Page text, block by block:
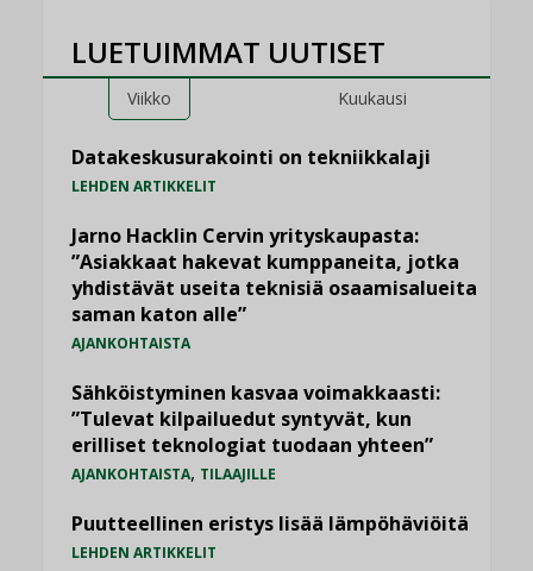
LUETUIMMAT UUTISET
Viikko Kuukausi
Datakeskusurakointi on tekniikkalaji
LEHDEN ARTIKKELIT
Jarno Hacklin Cervin yrityskaupasta:
”Asiakkaat hakevat kumppaneita, jotka
yhdistävät useita teknisiä osaamisalueita
saman katon alle”
AJANKOHTAISTA
Sähköistyminen kasvaa voimakkaasti:
”Tulevat kilpailuedut syntyvät, kun
erilliset teknologiat tuodaan yhteen”
AJANKOHTAISTA, TILAAJILLE
Puutteellinen eristys lisää lämpöhäviöitä
LEHDEN ARTIKKELIT